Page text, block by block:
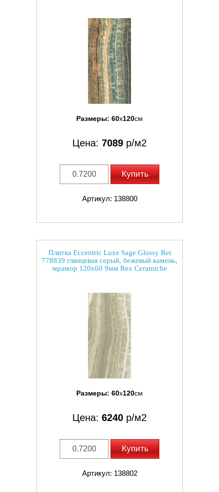
Размеры: 60x120см
Цена: 7089 р/м2
Купить
Артикул: 138800
Плитка Eccentric Luxe Sage Glossy Ret
778839 глянцевая серый, бежевый камень,
мрамор 120x60 9мм Rex Ceramiche
Размеры: 60x120см
Цена: 6240 р/м2
Купить
Артикул: 138802